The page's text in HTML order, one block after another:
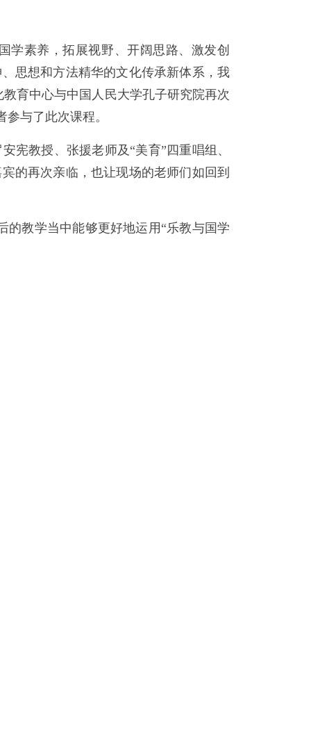
学素养，拓展视野、开阔思路、激发创
思想和方法精华的文化传承新体系，我
育中心与中国人民大学孔子研究院再次
与了此次课程。
宪教授、张援老师及“美育”四重唱组、
的再次亲临，也让现场的老师们如回到
的教学当中能够更好地运用“乐教与国学